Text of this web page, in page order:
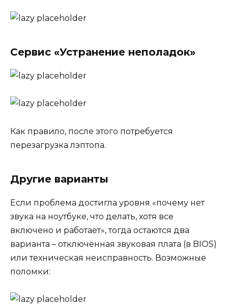
Сервис «Устранение неполадок»
Как правило, после этого потребуется
перезагрузка лэптопа.
Другие варианты
Если проблема достигла уровня «почему нет
звука на ноутбуке, что делать, хотя все
включено и работает», тогда остаются два
варианта – отключённая звуковая плата (в BIOS)
или техническая неисправность. Возможные
поломки: